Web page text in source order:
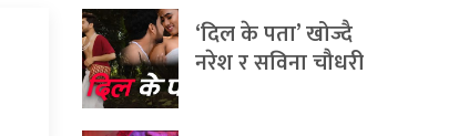
‘दिल के पता’ खोज्दै
नरेश र सविना चौधरी